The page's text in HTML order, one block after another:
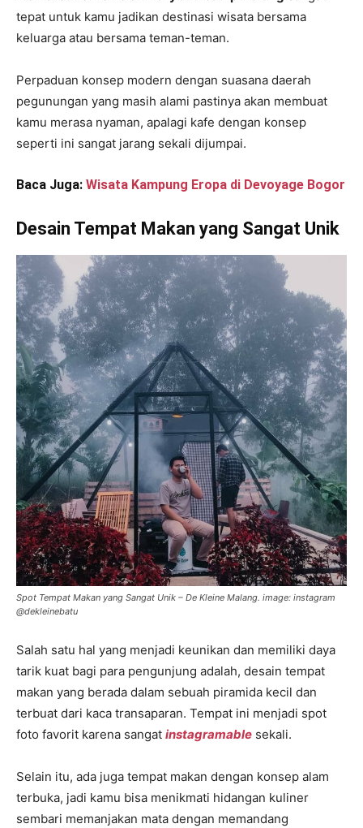
tepat untuk kamu jadikan destinasi wisata bersama
keluarga atau bersama teman-teman.
Perpaduan konsep modern dengan suasana daerah
pegunungan yang masih alami pastinya akan membuat
kamu merasa nyaman, apalagi kafe dengan konsep
seperti ini sangat jarang sekali dijumpai.
Baca Juga: Wisata Kampung Eropa di Devoyage Bogor
Desain Tempat Makan yang Sangat Unik
Spot Tempat Makan yang Sangat Unik – De Kleine Malang. image: instagram
@dekleinebatu
Salah satu hal yang menjadi keunikan dan memiliki daya
tarik kuat bagi para pengunjung adalah, desain tempat
makan yang berada dalam sebuah piramida kecil dan
terbuat dari kaca transaparan. Tempat ini menjadi spot
foto favorit karena sangat instagramable sekali.
Selain itu, ada juga tempat makan dengan konsep alam
terbuka, jadi kamu bisa menikmati hidangan kuliner
sembari memanjakan mata dengan memandang